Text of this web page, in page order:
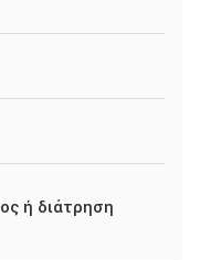
ή διάτρηση